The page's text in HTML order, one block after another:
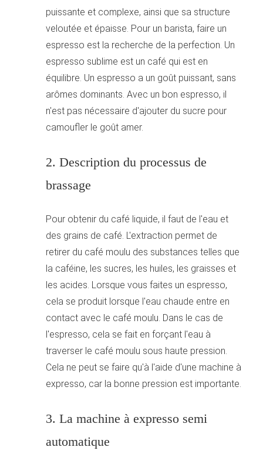
puissante et complexe, ainsi que sa structure
veloutée et épaisse. Pour un barista, faire un
espresso est la recherche de la perfection. Un
espresso sublime est un café qui est en
équilibre. Un espresso a un goût puissant, sans
arômes dominants. Avec un bon espresso, il
n'est pas nécessaire d'ajouter du sucre pour
camoufler le goût amer.
2. Description du processus de
brassage
Pour obtenir du café liquide, il faut de l'eau et
des grains de café. L'extraction permet de
retirer du café moulu des substances telles que
la caféine, les sucres, les huiles, les graisses et
les acides. Lorsque vous faites un espresso,
cela se produit lorsque l'eau chaude entre en
contact avec le café moulu. Dans le cas de
l'espresso, cela se fait en forçant l'eau à
traverser le café moulu sous haute pression.
Cela ne peut se faire qu'à l'aide d'une machine à
expresso, car la bonne pression est importante.
3. La machine à expresso semi
automatique